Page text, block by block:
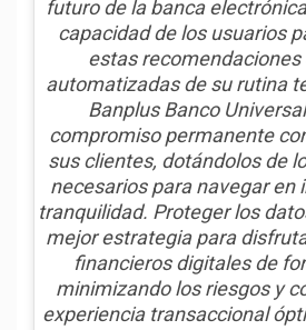
futuro de la banca
capacidad de los usuarios
estas recomendaciones
automatizadas de su rutina
Banplus Banco
compromiso permanente
sus clientes, dotándolos de
necesarios para navegar en
tranquilidad. Proteger los
mejor estrategia para
financieros digitales de
minimizando los riesgos y
experiencia transaccional